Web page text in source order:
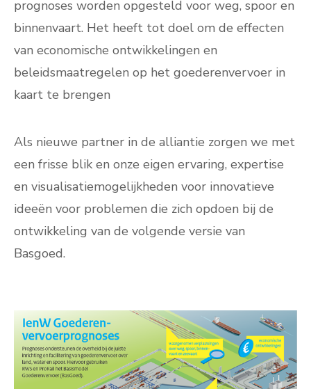
prognoses worden opgesteld voor weg, spoor en
binnenvaart. Het heeft tot doel om de effecten
van economische ontwikkelingen en
beleidsmaatregelen op het goederenvervoer in
kaart te brengen
Als nieuwe partner in de alliantie zorgen we met
een frisse blik en onze eigen ervaring, expertise
en visualisatiemogelijkheden voor innovatieve
ideeën voor problemen die zich opdoen bij de
ontwikkeling van de volgende versie van
Basgoed.